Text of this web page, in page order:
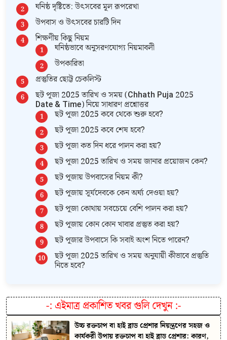
ঘনিষ্ঠ দৃষ্টিতে: উৎসবের মূল রূপরেখা
উপবাস ও উৎসবের চারটি দিন
শিক্ষণীয় কিছু নিয়ম
ঘনিষ্ঠভাবে অনুসরণযোগ্য নিয়মাবলী
উপকারিতা
প্রস্তুতির ছোট্ট চেকলিস্ট
ছট পূজা 2025 তারিখ ও সময় (Chhath Puja 2025
Date & Time) নিয়ে সাধারণ প্রশ্নোত্তর
ছট পূজা 2025 কবে থেকে শুরু হবে?
ছট পূজা 2025 কবে শেষ হবে?
ছট পূজা কত দিন ধরে পালন করা হয়?
ছট পূজা 2025 তারিখ ও সময় জানার প্রয়োজন কেন?
ছট পূজায় উপবাসের নিয়ম কী?
ছট পূজায় সূর্যদেবকে কেন অর্ঘ্য দেওয়া হয়?
ছট পূজা কোথায় সবচেয়ে বেশি পালন করা হয়?
ছট পূজায় কোন কোন খাবার প্রস্তুত করা হয়?
ছট পূজার উপবাসে কি সবাই অংশ নিতে পারেন?
ছট পূজা 2025 তারিখ ও সময় অনুযায়ী কীভাবে প্রস্তুতি
নিতে হবে?
-: এইমাত্র প্রকাশিত খবর গুলি দেখুন:-
উচ্চ রক্তচাপ বা হাই ব্লাড প্রেশার নিয়ন্ত্রণের সহজ ও
কার্যকরী উপায় রক্তচাপ বা হাই ব্লাড প্রেশার: কারণ,